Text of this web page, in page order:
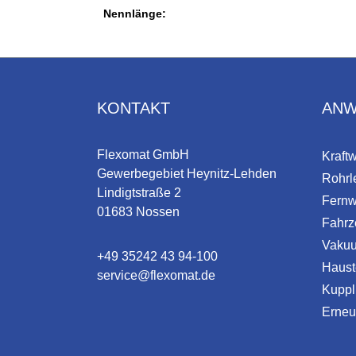
Nennlänge:
KONTAKT
Flexomat GmbH
Gewerbegebiet Heynitz-Lehden
Lindigtstraße 2
01683 Nossen
+49 35242 43 94-100
service@flexomat.de